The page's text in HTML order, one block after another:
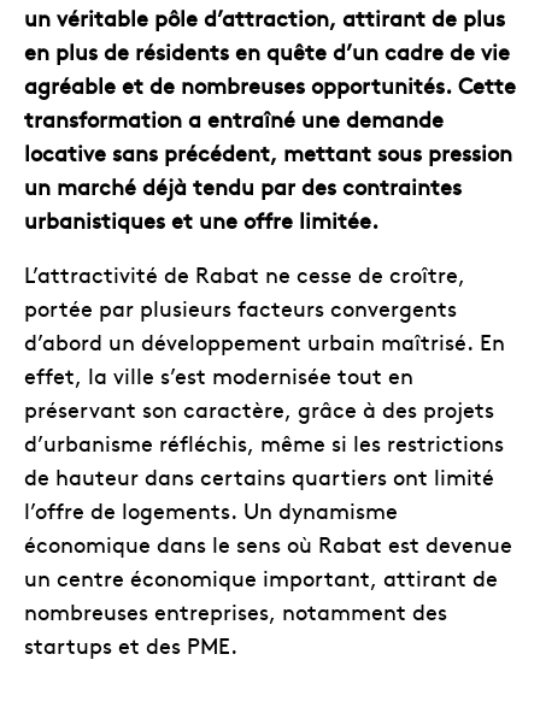
un véritable pôle d’attraction, attirant de plus
en plus de résidents en quête d’un cadre de vie
agréable et de nombreuses opportunités. Cette
transformation a entraîné une demande
locative sans précédent, mettant sous pression
un marché déjà tendu par des contraintes
urbanistiques et une offre limitée.
L’attractivité de Rabat ne cesse de croître,
portée par plusieurs facteurs convergents
d’abord un développement urbain maîtrisé. En
effet, la ville s’est modernisée tout en
préservant son caractère, grâce à des projets
d’urbanisme réfléchis, même si les restrictions
de hauteur dans certains quartiers ont limité
l’offre de logements. Un dynamisme
économique dans le sens où Rabat est devenue
un centre économique important, attirant de
nombreuses entreprises, notamment des
startups et des PME.